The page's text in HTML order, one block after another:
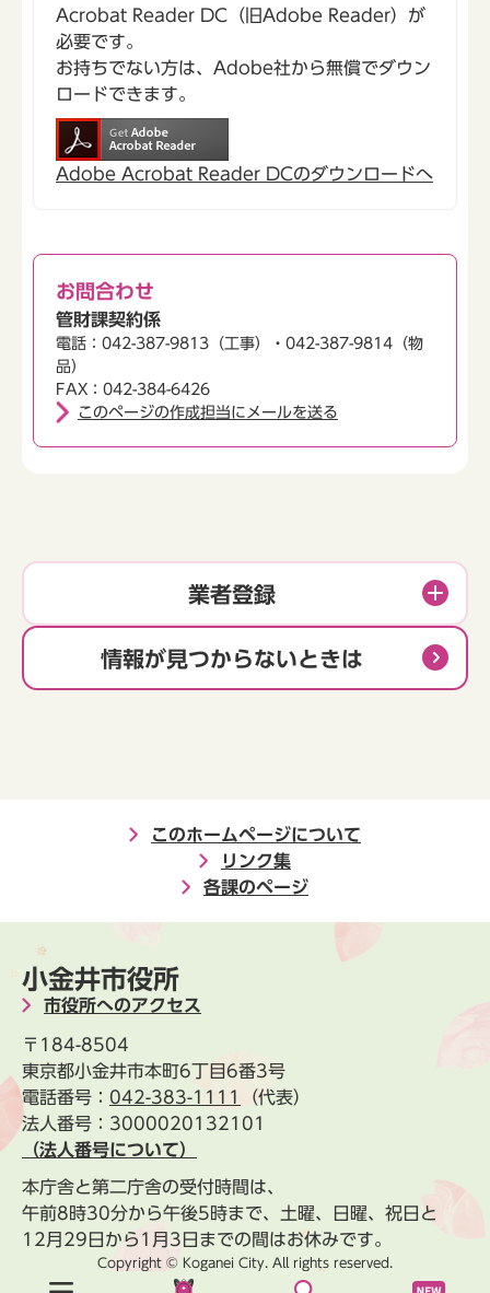
Acrobat Reader DC（旧Adobe Reader）が
必要です。
お持ちでない方は、Adobe社から無償でダウン
ロードできます。
Adobe Acrobat Reader DCのダウンロードへ
お問合わせ
管財課契約係
電話：042-387-9813（工事）・042-387-9814（物
品）
FAX：042-384-6426
このページの作成担当にメールを送る
業者登録
情報が見つからないときは
このホームページについて
リンク集
各課のページ
小金井市役所
市役所へのアクセス
〒184-8504
東京都小金井市本町6丁目6番3号
電話番号： 042-383-1111
（代表）
法人番号：3000020132101
（法人番号について）
本庁舎と第二庁舎の受付時間は、
午前8時30分から午後5時まで、土曜、日曜、祝日と
12月29日から1月3日までの間はお休みです。
Copyright © Koganei City. All rights reserved.